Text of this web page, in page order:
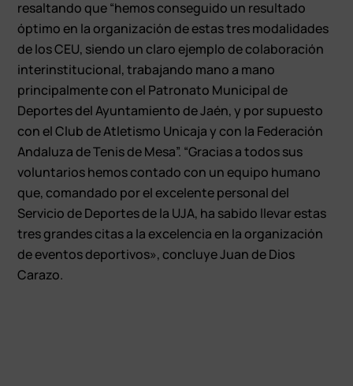
resaltando que “hemos conseguido un resultado
óptimo en la organización de estas tres modalidades
de los CEU, siendo un claro ejemplo de colaboración
interinstitucional, trabajando mano a mano
principalmente con el Patronato Municipal de
Deportes del Ayuntamiento de Jaén, y por supuesto
con el Club de Atletismo Unicaja y con la Federación
Andaluza de Tenis de Mesa”. “Gracias a todos sus
voluntarios hemos contado con un equipo humano
que, comandado por el excelente personal del
Servicio de Deportes de la UJA, ha sabido llevar estas
tres grandes citas a la excelencia en la organización
de eventos deportivos», concluye Juan de Dios
Carazo.